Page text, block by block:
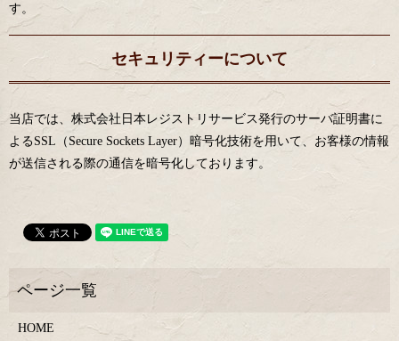
す。
セキュリティーについて
当店では、株式会社日本レジストリサービス発行のサーバ証明書に
よるSSL（Secure Sockets Layer）暗号化技術を用いて、お客様の情報
が送信される際の通信を暗号化しております。
HOME